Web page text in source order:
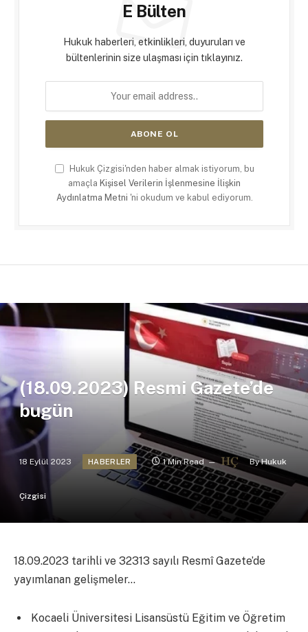
E Bülten
Hukuk haberleri, etkinlikleri, duyuruları ve
bültenlerinin size ulaşması için tıklayınız.
Hukuk Çizgisi'nden haber almak istiyorum, bu
amaçla Kişisel Verilerin İşlenmesine İlişkin
Aydınlatma Metni 'ni okudum ve kabul ediyorum.
(18.09.2023) Resmi Gazete’de
bugün
18 Eylül 2023 HABERLER 1 Min Read By Hukuk
Çizgisi
18.09.2023 tarihli ve 32313 sayılı Resmî Gazete’de
yayımlanan gelişmeler…
Kocaeli Üniversitesi Lisansüstü Eğitim ve Öğretim